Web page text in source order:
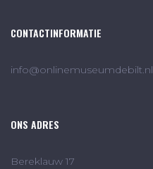
CONTACTINFORMATIE
info@onlinemuseumdebilt.nl
ONS ADRES
Bereklauw 17